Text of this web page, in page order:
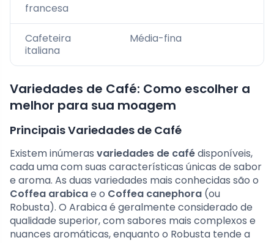
francesa
Cafeteira
italiana
Média-fina
Variedades de Café: Como escolher a
melhor para sua moagem
Principais Variedades de Café
Existem inúmeras variedades de cafédisponíveis,
cada uma com suas características únicas de sabor
e aroma. As duas variedades mais conhecidas são o
Coffea arabicae o Coffea canephora (ou
Robusta). O Arabica é geralmente considerado de
qualidade superior, com sabores mais complexos e
nuances aromáticas, enquanto o Robusta tende a